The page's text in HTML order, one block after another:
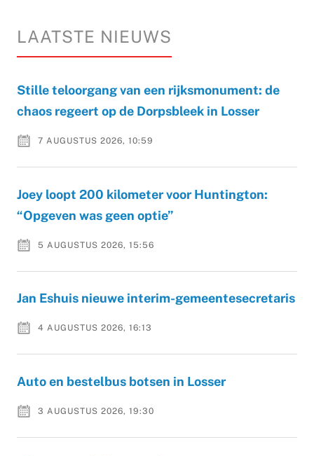
LAATSTE NIEUWS
Stille teloorgang van een rijksmonument: de
chaos regeert op de Dorpsbleek in Losser
7 AUGUSTUS 2026, 10:59
Joey loopt 200 kilometer voor Huntington:
“Opgeven was geen optie”
5 AUGUSTUS 2026, 15:56
Jan Eshuis nieuwe interim-gemeentesecretaris
4 AUGUSTUS 2026, 16:13
Auto en bestelbus botsen in Losser
3 AUGUSTUS 2026, 19:30